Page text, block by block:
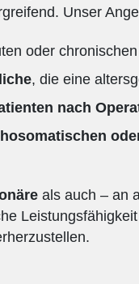
Unser
oder
, die eine
nach
als auch – an